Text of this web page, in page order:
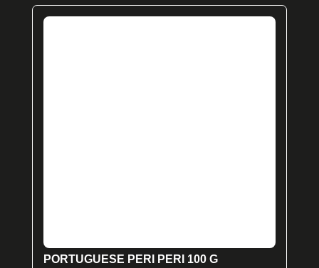
PORTUGUESE PERI PERI 100 G